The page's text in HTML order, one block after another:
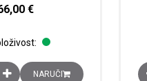
na sabirnice 60 mm količina
€
3P za montažu prekidača
NARUČI